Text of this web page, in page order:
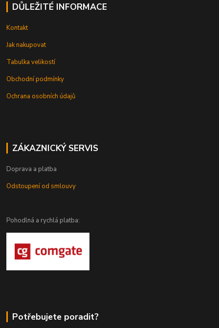
DŮLEŽITÉ INFORMACE
Kontakt
Jak nakupovat
Tabulka velikostí
Obchodní podmínky
Ochrana osobních údajů
ZÁKAZNICKÝ SERVIS
Doprava a platba
Odstoupení od smlouvy
Pohodlná a rychlá platba:
Potřebujete poradit?